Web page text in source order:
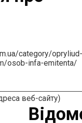
category/
osob-infa-emitenta/
веб-сайту)